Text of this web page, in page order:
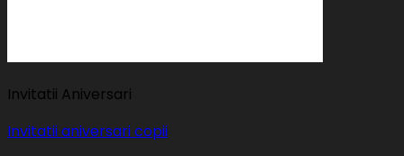
Invitatii Aniversari
Invitatii aniversari copii